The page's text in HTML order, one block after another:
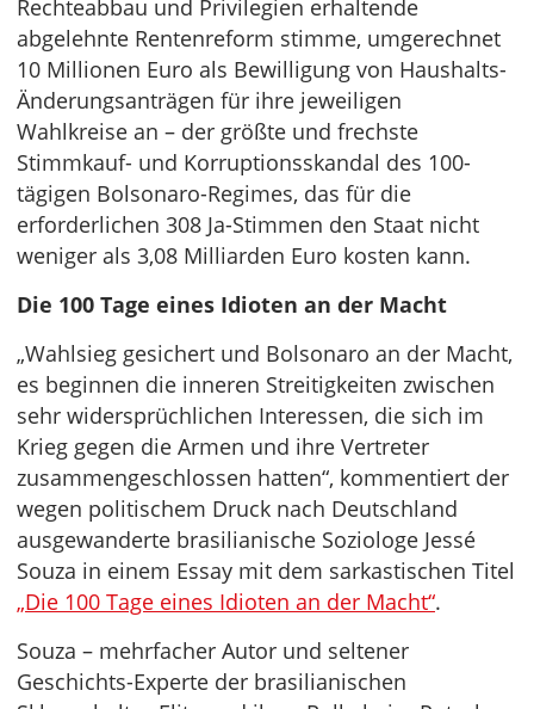
Rechteabbau und Privilegien erhaltende
abgelehnte Rentenreform stimme, umgerechnet
10 Millionen Euro als Bewilligung von Haushalts-
Änderungsanträgen für ihre jeweiligen
Wahlkreise an – der größte und frechste
Stimmkauf- und Korruptionsskandal des 100-
tägigen Bolsonaro-Regimes, das für die
erforderlichen 308 Ja-Stimmen den Staat nicht
weniger als 3,08 Milliarden Euro kosten kann.
Die 100 Tage eines Idioten an der Macht
„Wahlsieg gesichert und Bolsonaro an der Macht,
es beginnen die inneren Streitigkeiten zwischen
sehr widersprüchlichen Interessen, die sich im
Krieg gegen die Armen und ihre Vertreter
zusammengeschlossen hatten“, kommentiert der
wegen politischem Druck nach Deutschland
ausgewanderte brasilianische Soziologe Jessé
Souza in einem Essay mit dem sarkastischen Titel
„Die 100 Tage eines Idioten an der Macht“.
Souza – mehrfacher Autor und seltener
Geschichts-Experte der brasilianischen